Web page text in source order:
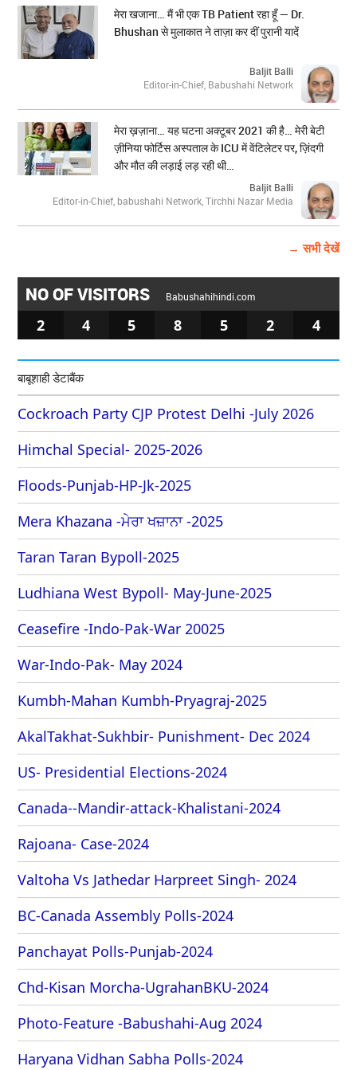
मेरा खजाना… मैं भी एक TB Patient रहा हूँ — Dr.
Bhushan से मुलाकात ने ताज़ा कर दीं पुरानी यादें
Baljit Balli
Editor-in-Chief, Babushahi Network
मेरा ख़ज़ाना… यह घटना अक्टूबर 2021 की है… मेरी बेटी
ज़ीनिया फोर्टिस अस्पताल के ICU में वेंटिलेटर पर, ज़िंदगी
और मौत की लड़ाई लड़ रही थी…
Baljit Balli
Editor-in-Chief, babushahi Network, Tirchhi Nazar Media
→ सभी देखें
NO OF VISITORS Babushahihindi.com
2 4 5 8 5 2 4
बाबूशाही डेटाबैंक
Cockroach Party CJP Protest Delhi -July 2026
Himchal Special- 2025-2026
Floods-Punjab-HP-Jk-2025
Mera Khazana -ਮੇਰਾ ਖਜ਼ਾਨਾ -2025
Taran Taran Bypoll-2025
Ludhiana West Bypoll- May-June-2025
Ceasefire -Indo-Pak-War 20025
War-Indo-Pak- May 2024
Kumbh-Mahan Kumbh-Pryagraj-2025
AkalTakhat-Sukhbir- Punishment- Dec 2024
US- Presidential Elections-2024
Canada--Mandir-attack-Khalistani-2024
Rajoana- Case-2024
Valtoha Vs Jathedar Harpreet Singh- 2024
BC-Canada Assembly Polls-2024
Panchayat Polls-Punjab-2024
Chd-Kisan Morcha-UgrahanBKU-2024
Photo-Feature -Babushahi-Aug 2024
Haryana Vidhan Sabha Polls-2024